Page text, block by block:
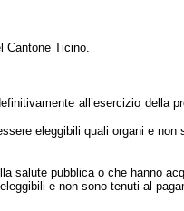
Cantone Ticino.
all’esercizio della
eleggibili quali organi e non
salute pubblica o che hanno
e non sono tenuti al